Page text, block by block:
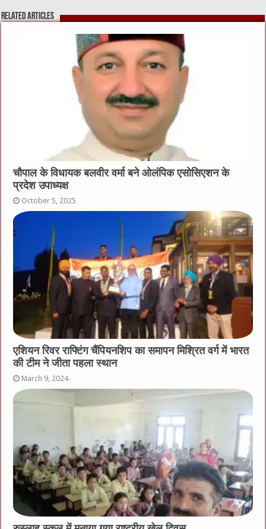
Related Articles
चौपाल के विधायक बलवीर वर्मा बने ओलंपिक एसोसिएशन के
प्रदेश उपाध्यक्ष
October 5, 2025
एशियन रिवर राफ्टिंग चैंपियनशिप का समापन मिश्रित वर्ग में भारत
की टीम ने जीता पहला स्थान
March 9, 2024